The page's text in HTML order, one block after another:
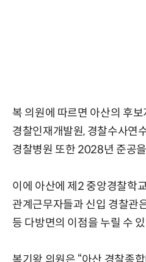
복 의원에 따르면 아산의 후
경찰인재개발원, 경찰수사연
경찰병원 또한 2028년 준공
이에 아산에 제2 중앙경찰학
관계근무자들과 신입 경찰관
등 다방면의 이점을 누릴 수